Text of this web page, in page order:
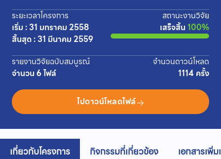
ระยะเวลาโครงการ
เริ่ม : 31 มกราคม 2558
สิ้นสุด : 31 มีนาคม 2559
สถานะงานวิจัย
เสร็จสิ้น 100%
รายงานวิจัยฉบับสมบูรณ์
จำนวน 6 ไฟล์
จำนวนดาวน์โหลด
1114 ครั้ง
ไปดาวน์โหลดไฟล์
เกี่ยวกับโครงการ กิจกรรมที่เกี่ยวข้อง เอกสารเพิ่